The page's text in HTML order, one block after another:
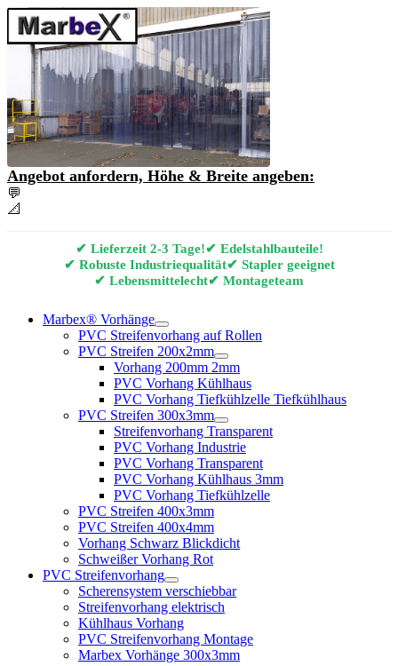
Angebot anfordern, Höhe & Breite angeben:
💬
📐
✔ Lieferzeit 2-3 Tage!✔ Edelstahlbauteile!
✔ Robuste Industriequalität✔ Stapler geeignet
✔ Lebensmittelecht✔ Montageteam
Marbex® Vorhänge
PVC Streifenvorhang auf Rollen
PVC Streifen 200x2mm
Vorhang 200mm 2mm
PVC Vorhang Kühlhaus
PVC Vorhang Tiefkühlzelle Tiefkühlhaus
PVC Streifen 300x3mm
Streifenvorhang Transparent
PVC Vorhang Industrie
PVC Vorhang Transparent
PVC Vorhang Kühlhaus 3mm
PVC Vorhang Tiefkühlzelle
PVC Streifen 400x3mm
PVC Streifen 400x4mm
Vorhang Schwarz Blickdicht
Schweißer Vorhang Rot
PVC Streifenvorhang
Scherensystem verschiebbar
Streifenvorhang elektrisch
Kühlhaus Vorhang
PVC Streifenvorhang Montage
Marbex Vorhänge 300x3mm